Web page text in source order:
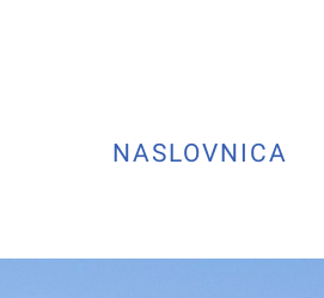
NASLOVNICA